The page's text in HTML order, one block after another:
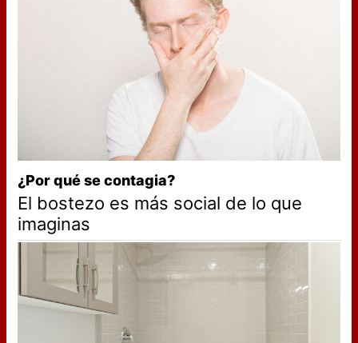
¿Por qué se contagia?
El bostezo es más social de lo que
imaginas